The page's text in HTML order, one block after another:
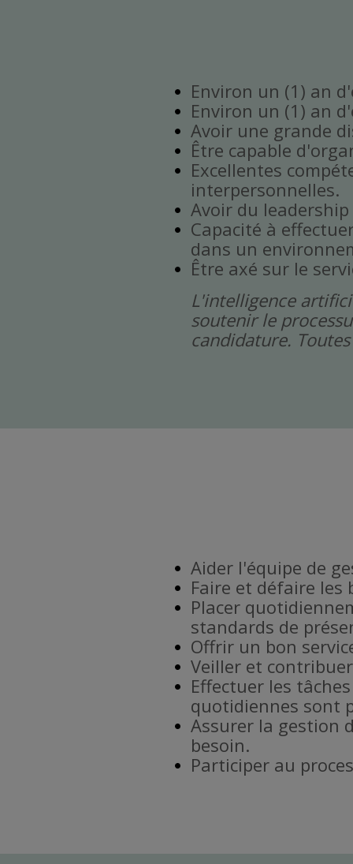
Environ un (1) an
Environ un (1) an
Avoir une grande
Être capable
Excellentes
interpersonnelles.
Avoir du
Capacité à
dans un
Être axé sur le
L'intelligence
soutenir le
candidature.
Aider l'équipe de
Faire et défaire
Placer
standards de
Offrir un bon
Veiller et
Effectuer les
quotidiennes sont
Assurer la gestion
besoin.
Participer au